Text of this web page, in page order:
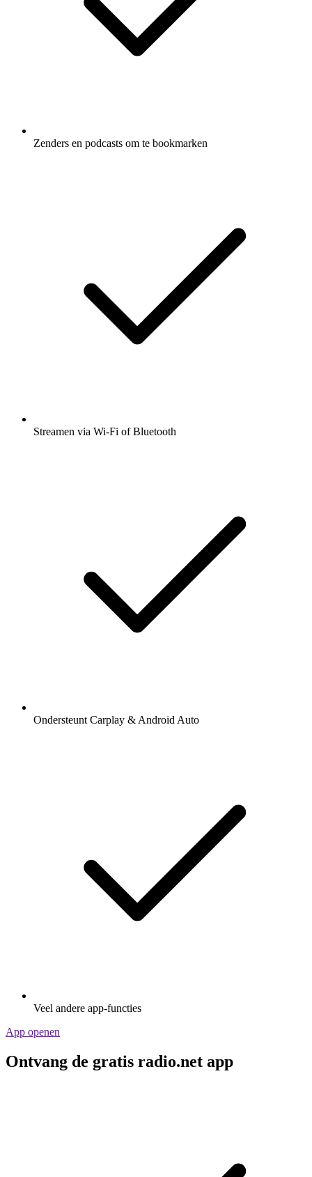
Zenders en podcasts om te bookmarken
Streamen via Wi-Fi of Bluetooth
Ondersteunt Carplay & Android Auto
Veel andere app-functies
App openen
Ontvang de gratis radio.net app